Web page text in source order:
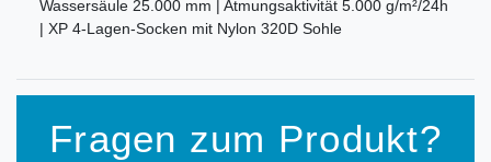
Wassersäule 25.000 mm | Atmungsaktivität 5.000 g/m²/24h
| XP 4-Lagen-Socken mit Nylon 320D Sohle
Fragen zum Produkt?